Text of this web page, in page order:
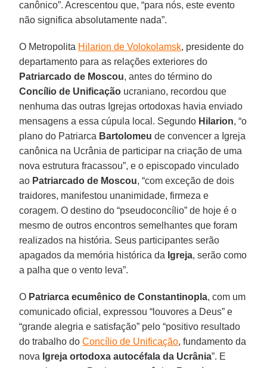
canônico”. Acrescentou que, “para nós, este evento
não significa absolutamente nada”.
O Metropolita Hilarion de Volokolamsk, presidente do
departamento para as relações exteriores do
Patriarcado de Moscou, antes do término do
Concílio de Unificação ucraniano, recordou que
nenhuma das outras Igrejas ortodoxas havia enviado
mensagens a essa cúpula local. Segundo Hilarion, “o
plano do Patriarca Bartolomeu de convencer a Igreja
canônica na Ucrânia de participar na criação de uma
nova estrutura fracassou”, e o episcopado vinculado
ao Patriarcado de Moscou, “com exceção de dois
traidores, manifestou unanimidade, firmeza e
coragem. O destino do “pseudoconcílio” de hoje é o
mesmo de outros encontros semelhantes que foram
realizados na história. Seus participantes serão
apagados da memória histórica da Igreja, serão como
a palha que o vento leva”.
O Patriarca ecumênico de Constantinopla, com um
comunicado oficial, expressou “louvores a Deus” e
“grande alegria e satisfação” pelo “positivo resultado
do trabalho doConcílio de Unificação, fundamento da
nova Igreja ortodoxa autocéfala da Ucrânia”. E